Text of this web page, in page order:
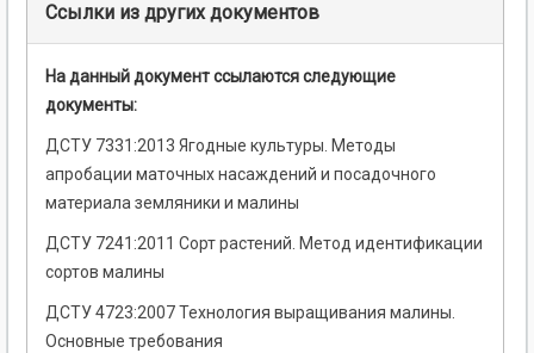
Ссылки из других документов
На данный документ ссылаются следующие
документы:
ДСТУ 7331:2013 Ягодные культуры. Методы
апробации маточных насаждений и посадочного
материала земляники и малины
ДСТУ 7241:2011 Сорт растений. Метод идентификации
сортов малины
ДСТУ 4723:2007 Технология выращивания малины.
Основные требования